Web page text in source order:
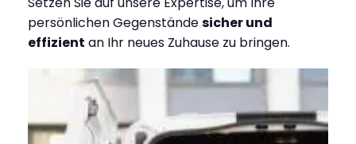
persönlichen Gegenständesicher und
effizient an Ihr neues Zuhause zu bringen.